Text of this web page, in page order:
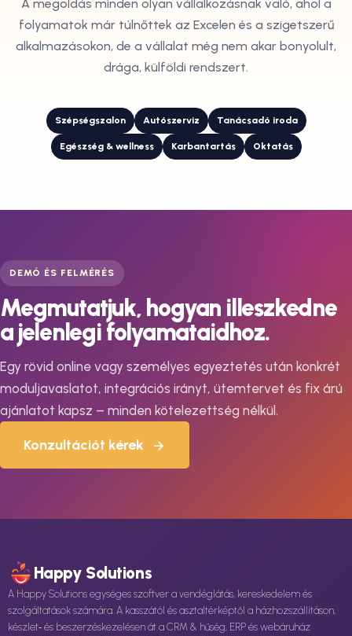
A megoldás minden olyan vállalkozásnak való, ahol a
folyamatok már túlnőttek az Excelen és a szigetszerű
alkalmazásokon, de a vállalat még nem akar bonyolult,
drága, külföldi rendszert.
Szépségszalon Autószerviz Tanácsadó iroda
Egészség & wellness Karbantartás Oktatás
DEMÓ ÉS FELMÉRÉS
Megmutatjuk, hogyan illeszkedne
a jelenlegi folyamataidhoz.
Egy rövid online vagy személyes egyeztetés után konkrét
moduljavaslatot, integrációs irányt, ütemtervet és fix árú
ajánlatot kapsz – minden kötelezettség nélkül.
Konzultációt kérek
Happy Solutions
A Happy Solutions egységes szoftver a vendéglátás, kereskedelem és
szolgáltatások számára. A kasszától és asztaltérképtől a házhozszállításon,
készlet‑ és beszerzéskezelésen át a CRM & hűség, ERP és webáruház